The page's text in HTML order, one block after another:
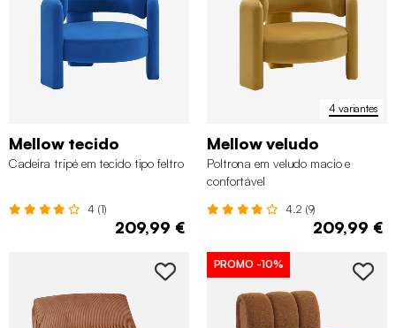
Mellow tecido
Cadeira tripé em tecido tipo feltro
4 (1)
209,99 €
4 variantes
Mellow veludo
Poltrona em veludo macio e
confortável
4.2 (9)
209,99 €
PROMO -10%